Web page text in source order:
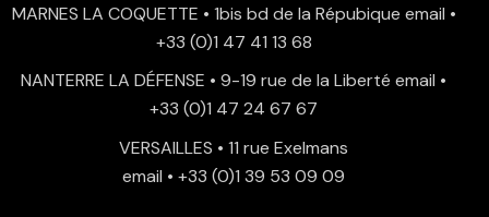
MARNES LA COQUETTE • 1bis bd de la Répubique email •
+33 (0)1 47 41 13 68
NANTERRE LA DÉFENSE • 9-19 rue de la Liberté email •
+33 (0)1 47 24 67 67
VERSAILLES • 11 rue Exelmans
email • +33 (0)1 39 53 09 09